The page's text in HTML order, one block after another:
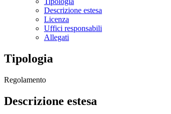
Descrizione estesa
Licenza
Uffici responsabili
Allegati
Tipologia
Regolamento
Descrizione estesa